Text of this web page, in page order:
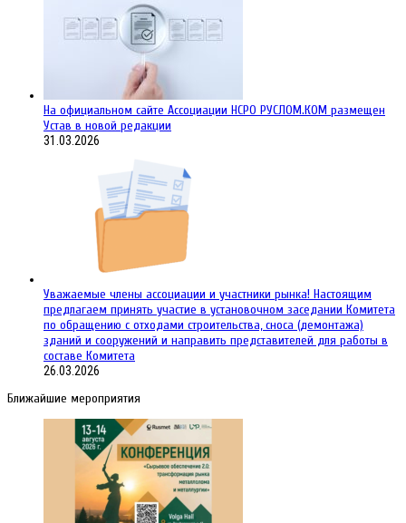
На официальном сайте Ассоциации НСРО РУСЛОМ.КОM размещен
Устав в новой редакции
31.03.2026
Уважаемые члены ассоциации и участники рынка! Настоящим
предлагаем принять участие в установочном заседании Комитета
по обращению с отходами строительства, сноса (демонтажа)
зданий и сооружений и направить представителей для работы в
составе Комитета
26.03.2026
Ближайшие мероприятия